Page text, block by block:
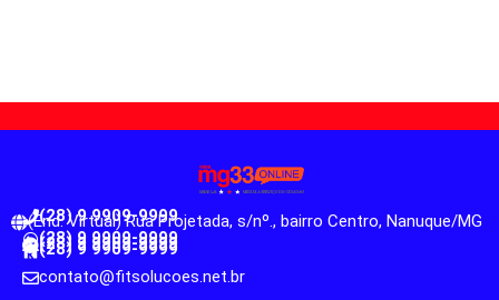
(28) 9 9909-9999
(End. Virtual) Rua Projetada, s/nº., bairro Centro, Nanuque/MG
(28) 9 9909-9999
(28) 9 9909-9999
(28) 9 9909-9999
contato@fitsolucoes.net.br